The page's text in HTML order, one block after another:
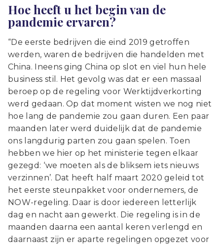
Hoe heeft u het begin van de
pandemie ervaren?
“De eerste bedrijven die eind 2019 getroffen
werden, waren de bedrijven die handelden met
China. Ineens ging China op slot en viel hun hele
business stil. Het gevolg was dat er een massaal
beroep op de regeling voor Werktijdverkorting
werd gedaan. Op dat moment wisten we nog niet
hoe lang de pandemie zou gaan duren. Een paar
maanden later werd duidelijk dat de pandemie
ons langdurig parten zou gaan spelen. Toen
hebben we hier op het ministerie tegen elkaar
gezegd: ‘we moeten als de bliksem iets nieuws
verzinnen’. Dat heeft half maart 2020 geleid tot
het eerste steunpakket voor ondernemers, de
NOW-regeling. Daar is door iedereen letterlijk
dag en nacht aan gewerkt. Die regeling is in de
maanden daarna een aantal keren verlengd en
daarnaast zijn er aparte regelingen opgezet voor